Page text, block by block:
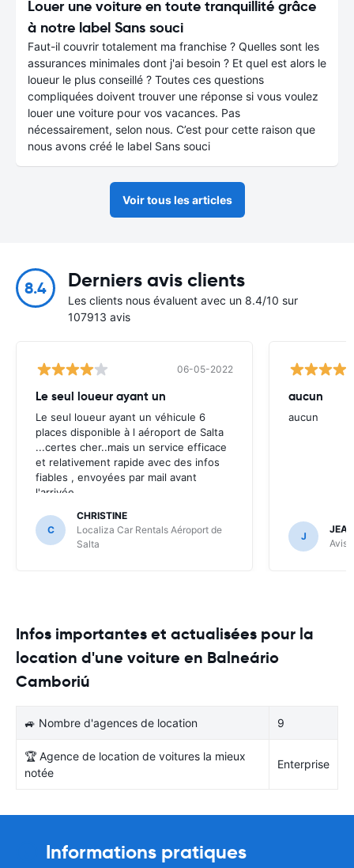
Louer une voiture en toute tranquillité grâce
à notre label Sans souci
Faut-il couvrir totalement ma franchise ? Quelles sont les
assurances minimales dont j'ai besoin ? Et quel est alors le
loueur le plus conseillé ? Toutes ces questions
compliquées doivent trouver une réponse si vous voulez
louer une voiture pour vos vacances. Pas
nécessairement, selon nous. C’est pour cette raison que
nous avons créé le label Sans souci
Voir tous les articles
8.4 Derniers avis clients
Les clients nous évaluent avec un 8.4/10 sur
107913 avis
06-05-2022
Le seul loueur ayant un
Le seul loueur ayant un véhicule 6
places disponible à l aéroport de Salta
...certes cher..mais un service efficace
et relativement rapide avec des infos
fiables , envoyées par mail avant
l'arrivée .
C
CHRISTINE
Localiza Car Rentals Aéroport de
Salta
aucun
aucun
J
Avis
Infos importantes et actualisées pour la
location d'une voiture en Balneário
Camboriú
🚙 Nombre d'agences de location 9
🏆 Agence de location de voitures la mieux
notée
Enterprise
Informations pratiques